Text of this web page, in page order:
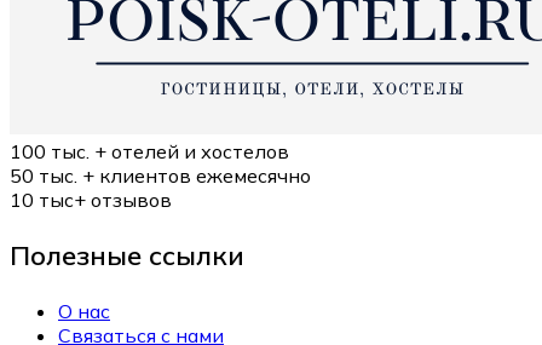
100 тыс. + отелей и хостелов
50 тыс. + клиентов ежемесячно
10 тыс+ отзывов
Полезные ссылки
О нас
Связаться с нами